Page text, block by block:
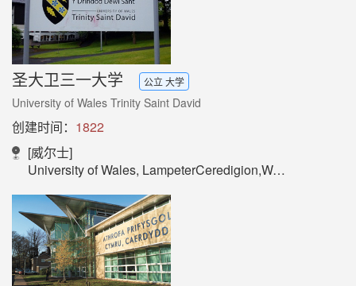
圣大卫三一大学 公立 大学
University of Wales Trinity Saint David
创建时间： 1822
[威尔士]
University of Wales, LampeterCeredigion,Wales